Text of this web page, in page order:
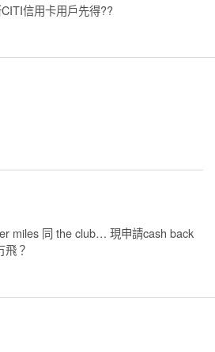
信用卡用戶先得??
miles 同 the club… 現申請cash back
飛？